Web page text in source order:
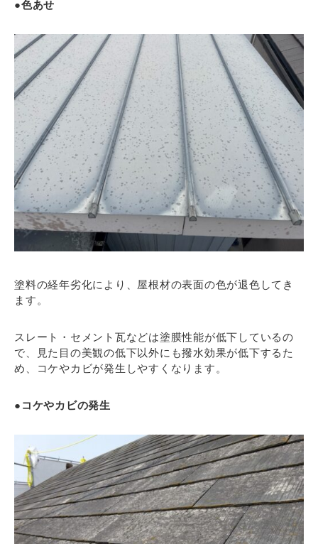
●色あせ
塗料の経年劣化により、屋根材の表面の色が退色してき
ます。
スレート・セメント瓦などは塗膜性能が低下しているの
で、見た目の美観の低下以外にも撥水効果が低下するた
め、コケやカビが発生しやすくなります。
●コケやカビの発生